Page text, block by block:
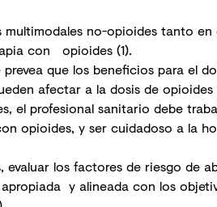
no-opioides tanto
con opioides (1).
que los beneficios para el
afectar a la dosis de opioides
el profesional sanitario debe
opioides, y ser cuidadoso a la
los factores de riesgo de
y alineada con los